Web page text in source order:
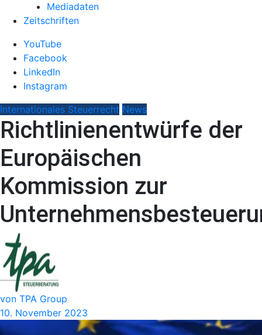
Mediadaten
Zeitschriften
YouTube
Facebook
LinkedIn
Instagram
Internationales Steuerrecht News
Richtlinienentwürfe der
Europäischen
Kommission zur
von TPA Group
10. November 2023